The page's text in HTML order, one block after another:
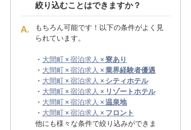
絞り込むことはできますか？
もちろん可能です！以下の条件がよく見
られています。
・ 大間町 × 宿泊求人 ×寮あり
・ 大間町 × 宿泊求人 ×業界経験者優遇
・ 大間町 × 宿泊求人 × シティホテル
・ 大間町 × 宿泊求人 × リゾートホテル
・ 大間町 × 宿泊求人 ×温泉地
・ 大間町 × 宿泊求人 × フロント
他にも様々な条件で絞り込みができま